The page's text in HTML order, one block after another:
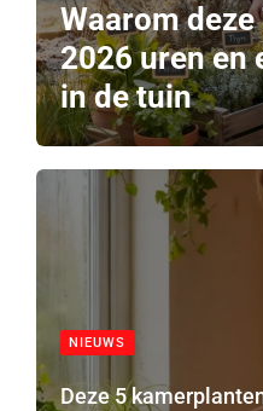
Waarom
2026 uren en
in de tuin
NIEUWS
Deze 5